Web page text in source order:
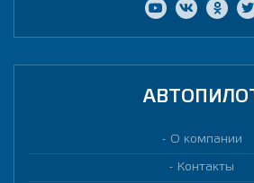
АВТОПИЛОТ
О компании
Контакты